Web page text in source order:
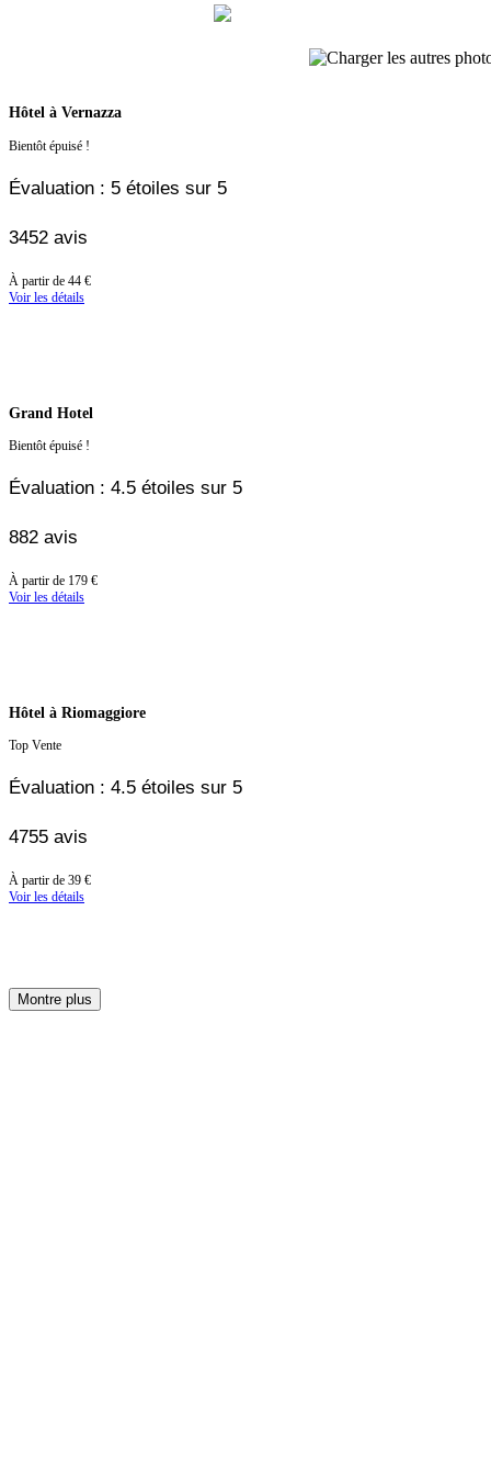
Hôtel à Vernazza
Bientôt épuisé !
Évaluation : 5 étoiles sur 5
3452 avis
À
partir
À partir de 44 €
Voir les détails
Grand Hotel
Bientôt épuisé !
Évaluation : 4.5 étoiles sur 5
882 avis
À
partir
À partir de 179 €
Voir les détails
Hôtel à Riomaggiore
Top Vente
Évaluation : 4.5 étoiles sur 5
4755 avis
À
partir
À partir de 39 €
Voir les détails
Montre plus